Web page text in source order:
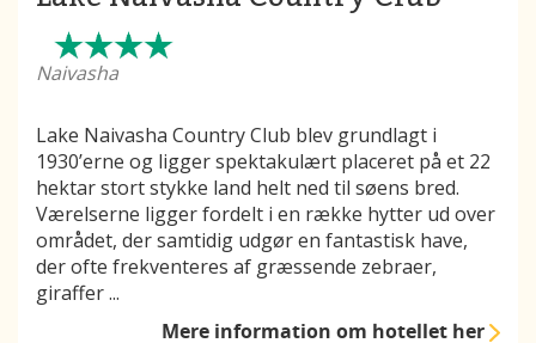
Naivasha
Lake Naivasha Country Club blev grundlagt i
1930’erne og ligger spektakulært placeret på et 22
hektar stort stykke land helt ned til søens bred.
Værelserne ligger fordelt i en række hytter ud over
området, der samtidig udgør en fantastisk have,
der ofte frekventeres af græssende zebraer,
giraffer...
Mere informationom hotellet her